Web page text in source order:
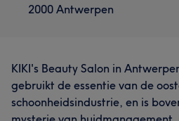
2000 Antwerpen
KIKI's Beauty Salon in
gebruikt de essentie van de
schoonheidsindustrie, en is